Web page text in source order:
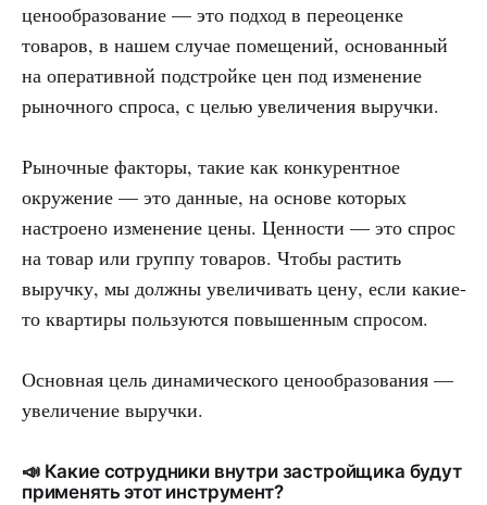
ценообразование — это подход в переоценке
товаров, в нашем случае помещений, основанный
на оперативной подстройке цен под изменение
рыночного спроса, с целью увеличения выручки.
Рыночные факторы, такие как конкурентное
окружение — это данные, на основе которых
настроено изменение цены. Ценности — это спрос
на товар или группу товаров. Чтобы растить
выручку, мы должны увеличивать цену, если какие-
то квартиры пользуются повышенным спросом.
Основная цель динамического ценообразования —
увеличение выручки.
📣 Какие сотрудники внутри застройщика будут
применять этот инструмент?